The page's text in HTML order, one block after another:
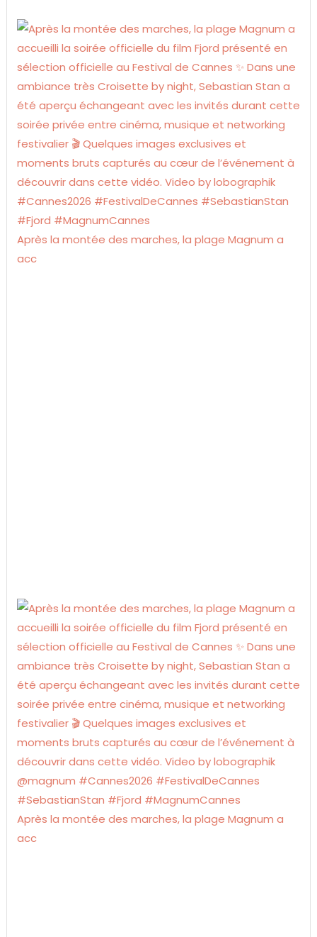
Après la montée des marches, la plage Magnum a
acc
Après la montée des marches, la plage Magnum a
acc